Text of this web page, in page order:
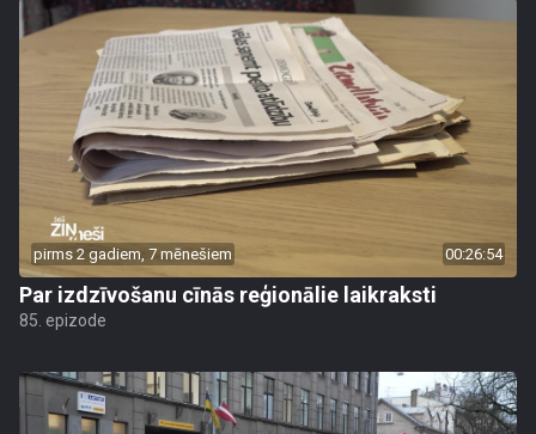
pirms 2 gadiem, 7 mēnešiem 00:26:54
Par izdzīvošanu cīnās reģionālie laikraksti
85. epizode